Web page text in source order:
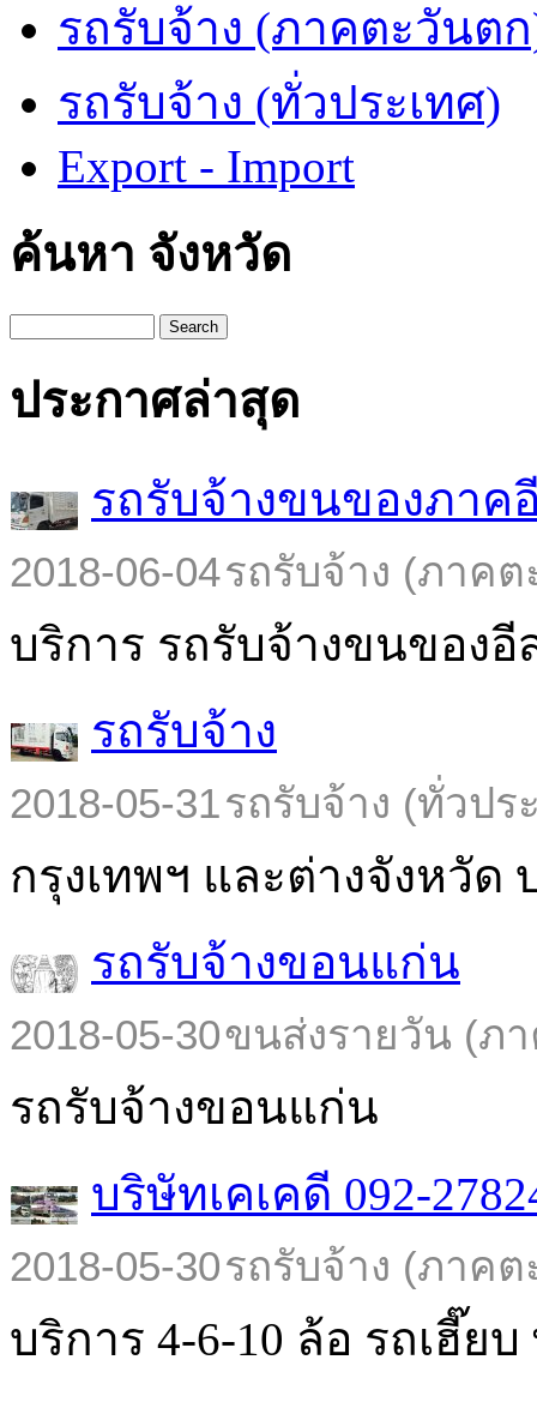
รถรับจ้าง (ภาคตะวันต
รถรับจ้าง (ทั่วประเทศ)
Export - Import
ค้นหา จังหวัด
Search
ประกาศล่าสุด
รถรับจ้างขนของภาค
2018-06-04รถรับจ้าง (ภาคต
บริการ รถรับจ้างขนของ
รถรับจ้าง
2018-05-31รถรับจ้าง (ทั่วปร
กรุงเทพฯ และต่างจังหวัด
รถรับจ้างขอนแก่น
2018-05-30ขนส่งรายวัน (ภ
รถรับจ้างขอนแก่น
บริษัทเคเคดี 092-
2018-05-30รถรับจ้าง (ภาคต
บริการ 4-6-10 ล้อ รถเฮี๊ยบ